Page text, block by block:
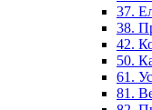
37.
38.
42.
50.
61.
81.